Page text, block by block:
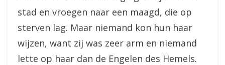
stad en vroegen naar een maagd, die op
sterven lag. Maar niemand kon hun haar
wijzen, want zij was zeer arm en niemand
lette op haar dan de Engelen des Hemels.